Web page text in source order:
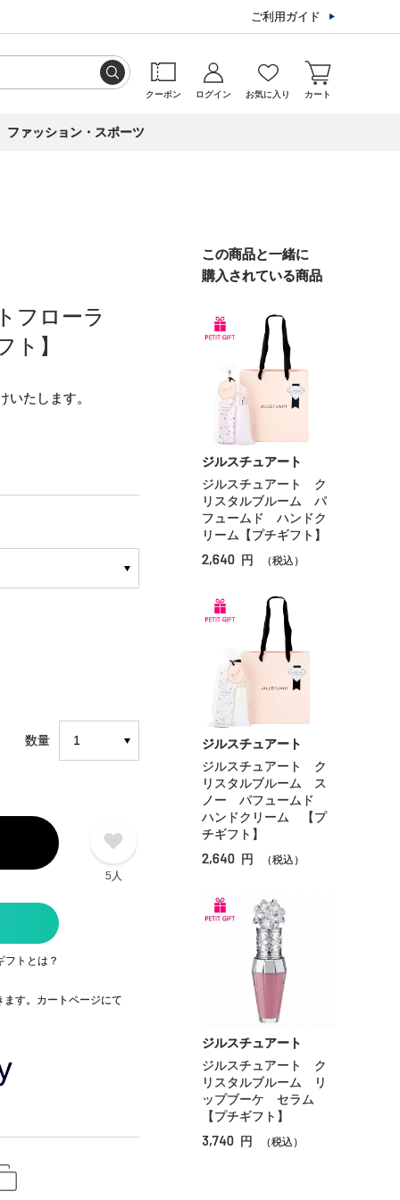
ご利用ガイド
クーポン ログイン お気に入り カート
ファッション・スポーツ
フローラ
】
たします。
数量
5人
フトとは？
す。カートページにて
この商品と一緒に
購入されている商品
ジルスチュアート
ジルスチュアート ク
リスタルブルーム パ
フュームド ハンドク
リーム【プチギフト】
2,640 円 （税込）
ジルスチュアート
ジルスチュアート ク
リスタルブルーム ス
ノー パフュームド
ハンドクリーム 【プ
チギフト】
2,640 円 （税込）
ジルスチュアート
ジルスチュアート ク
リスタルブルーム リ
ップブーケ セラム
【プチギフト】
3,740 円 （税込）